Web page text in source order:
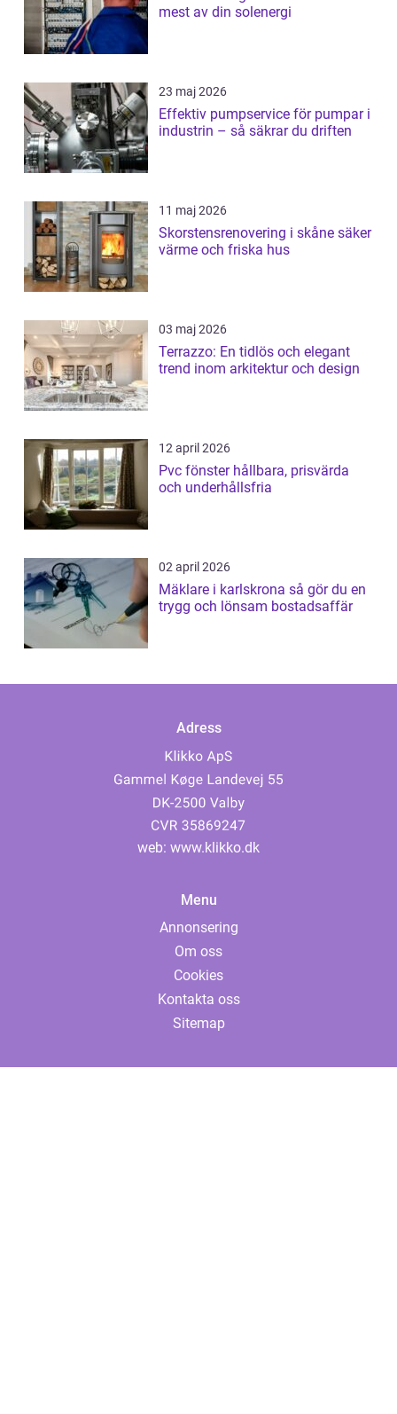
mest av din solenergi
23 maj 2026
Effektiv pumpservice för pumpar i
industrin – så säkrar du driften
11 maj 2026
Skorstensrenovering i skåne säker
värme och friska hus
03 maj 2026
Terrazzo: En tidlös och elegant
trend inom arkitektur och design
12 april 2026
Pvc fönster hållbara, prisvärda
och underhållsfria
02 april 2026
Mäklare i karlskrona så gör du en
trygg och lönsam bostadsaffär
Adress
web: www.klikko.dk
Menu
Annonsering
Om oss
Cookies
Kontakta oss
Sitemap